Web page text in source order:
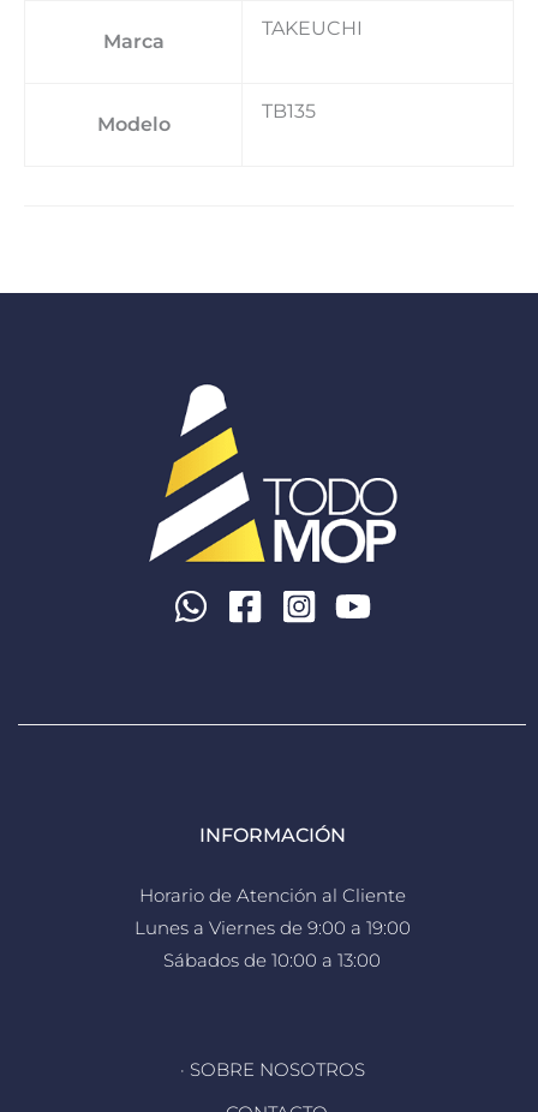
Marca
TAKEUCHI
Modelo
TB135
INFORMACIÓN
Horario de Atención al Cliente
Lunes a Viernes de 9:00 a 19:00
Sábados de 10:00 a 13:00
· SOBRE NOSOTROS